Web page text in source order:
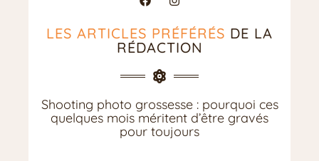
LES ARTICLES PRÉFÉRÉS DE LA
RÉDACTION
Shooting photo grossesse : pourquoi ces
quelques mois méritent d’être gravés
pour toujours